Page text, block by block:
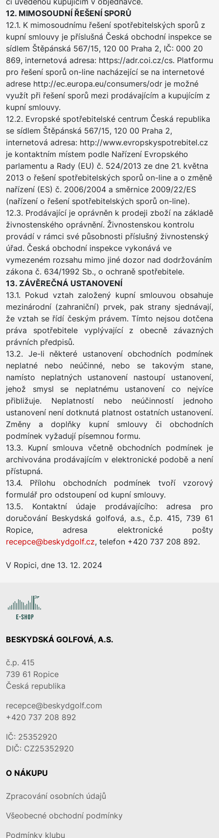
12. MIMOSOUDNÍ ŘEŠENÍ SPORŮ
12.1. K mimosoudnímu řešení spotřebitelských sporů z
kupní smlouvy je příslušná Česká obchodní inspekce se
sídlem Štěpánská 567/15, 120 00 Praha 2, IČ: 000 20
869, internetová adresa: https://adr.coi.cz/cs. Platformu
pro řešení sporů on-line nacházející se na internetové
adrese http://ec.europa.eu/consumers/odr je možné
využít při řešení sporů mezi prodávajícím a kupujícím z
kupní smlouvy.
12.2. Evropské spotřebitelské centrum Česká republika
se sídlem Štěpánská 567/15, 120 00 Praha 2,
internetová adresa: http://www.evropskyspotrebitel.cz
je kontaktním místem podle Nařízení Evropského
parlamentu a Rady (EU) č. 524/2013 ze dne 21. května
2013 o řešení spotřebitelských sporů on-line a o změně
nařízení (ES) č. 2006/2004 a směrnice 2009/22/ES
(nařízení o řešení spotřebitelských sporů on-line).
12.3. Prodávající je oprávněn k prodeji zboží na základě
živnostenského oprávnění. Živnostenskou kontrolu
provádí v rámci své působnosti příslušný živnostenský
úřad. Česká obchodní inspekce vykonává ve
vymezeném rozsahu mimo jiné dozor nad dodržováním
zákona č. 634/1992 Sb., o ochraně spotřebitele.
13. ZÁVĚREČNÁ USTANOVENÍ
13.1. Pokud vztah založený kupní smlouvou obsahuje
mezinárodní (zahraniční) prvek, pak strany sjednávají,
že vztah se řídí českým právem. Tímto nejsou dotčena
práva spotřebitele vyplývající z obecně závazných
právních předpisů.
13.2. Je-li některé ustanovení obchodních podmínek
neplatné nebo neúčinné, nebo se takovým stane,
namísto neplatných ustanovení nastoupí ustanovení,
jehož smysl se neplatnému ustanovení co nejvíce
přibližuje. Neplatností nebo neúčinností jednoho
ustanovení není dotknutá platnost ostatních ustanovení.
Změny a doplňky kupní smlouvy či obchodních
podmínek vyžadují písemnou formu.
13.3. Kupní smlouva včetně obchodních podmínek je
archivována prodávajícím v elektronické podobě a není
přístupná.
13.4. Přílohu obchodních podmínek tvoří vzorový
formulář pro odstoupení od kupní smlouvy.
13.5. Kontaktní údaje prodávajícího: adresa pro
doručování Beskydská golfová, a.s., č.p. 415, 739 61
Ropice, adresa elektronické pošty
recepce@beskydgolf.cz, telefon +420 737 208 892.
V Ropici, dne 13. 12. 2024
BESKYDSKÁ GOLFOVÁ, A.S.
č.p. 415
739 61 Ropice
Česká republika
recepce@beskydgolf.com
+420 737 208 892
IČ: 25352920
DIČ: CZ25352920
O NÁKUPU
Zpracování osobních údajů
Všeobecné obchodní podmínky
Podmínky klubu